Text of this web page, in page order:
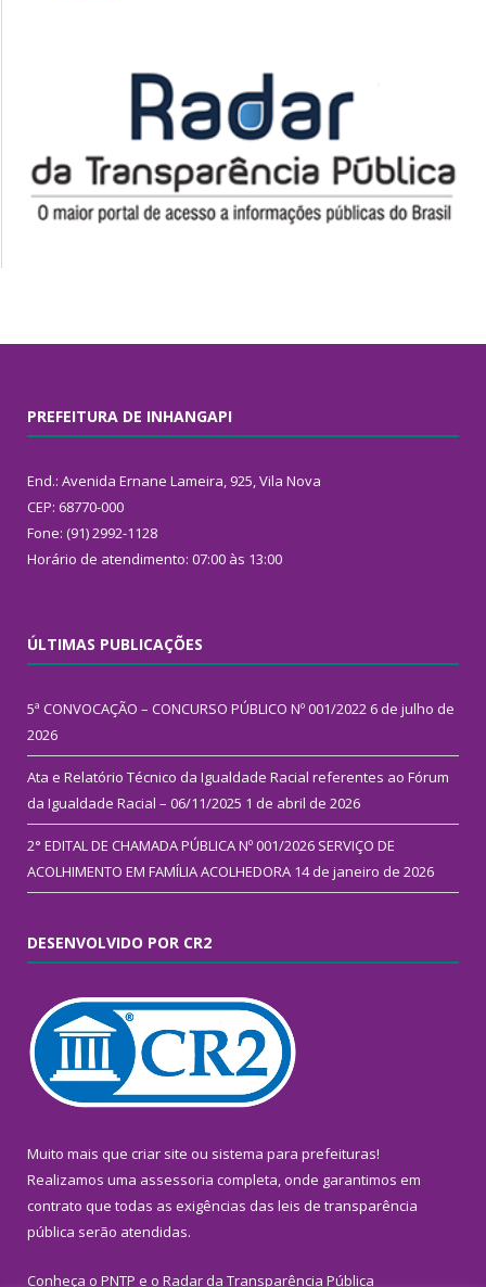
PREFEITURA DE INHANGAPI
End.: Avenida Ernane Lameira, 925, Vila Nova
CEP: 68770-000
Fone: (91) 2992-1128
Horário de atendimento: 07:00 às 13:00
ÚLTIMAS PUBLICAÇÕES
5ª CONVOCAÇÃO – CONCURSO PÚBLICO Nº 001/2022 6 de julho de
2026
Ata e Relatório Técnico da Igualdade Racial referentes ao Fórum
da Igualdade Racial – 06/11/2025 1 de abril de 2026
2° EDITAL DE CHAMADA PÚBLICA Nº 001/2026 SERVIÇO DE
ACOLHIMENTO EM FAMÍLIA ACOLHEDORA 14 de janeiro de 2026
DESENVOLVIDO POR CR2
Muito mais que criar site ou sistema para prefeituras!
Realizamos uma assessoria completa, onde garantimos em
contrato que todas as exigências das leis de transparência
pública serão atendidas.
Conheça o PNTP e o Radar da Transparência Pública